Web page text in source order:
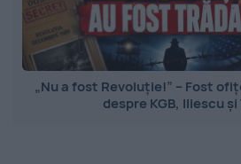
„Nu a fost Revoluție!” – Fost
despre KGB, Iliescu